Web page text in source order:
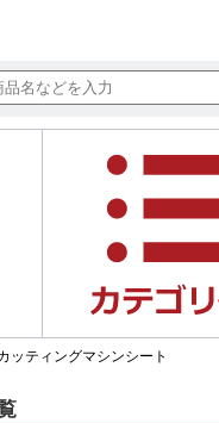
ッティングマシンシート